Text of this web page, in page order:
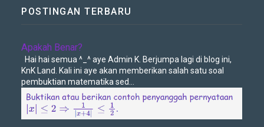
POSTINGAN TERBARU
Apakah Benar?
Hai hai semua ^_^ aye Admin K. Berjumpa lagi di blog ini,
KnK Land. Kali ini aye akan memberikan salah satu soal
pembuktian matematika sed...